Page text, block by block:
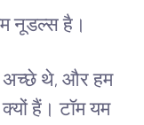
नूडल्स है।
अच्छे थे, और हम
हैं। टॉम यम